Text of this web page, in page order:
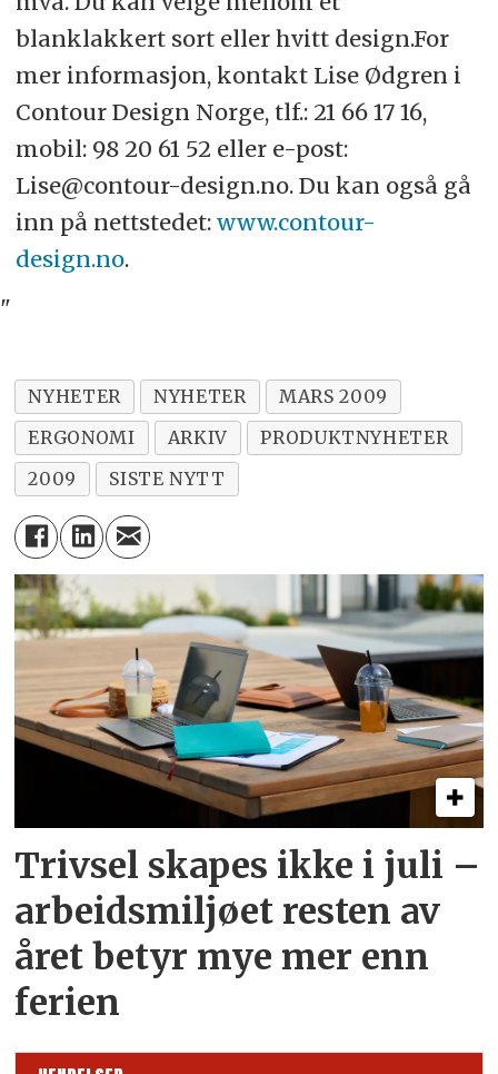
blanklakkert sort eller hvitt design.For
mer informasjon, kontakt Lise Ødgren i
Contour Design Norge, tlf.: 21 66 17 16,
mobil: 98 20 61 52 eller e-post:
Lise@contour-design.no. Du kan også gå
inn på nettstedet: www.contour-
design.no.
"
NYHETER NYHETER
MARS 2009
ERGONOMI
ARKIV
PRODUKTNYHETER
2009
SISTE NYTT
Trivsel skapes ikke i juli –
arbeid­smiljøet resten av
året betyr mye mer enn
ferien